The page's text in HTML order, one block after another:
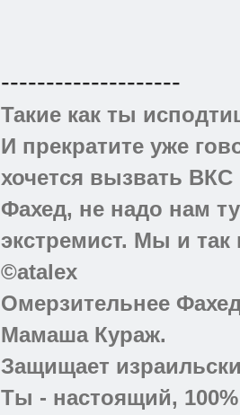
--------------------
Такие как ты
И прекратите уже
хочется вызвать
Фахед, не надо нам
экстремист. Мы и
©atalex
Омерзительнее
Мамаша Кураж.
Защищает
Ты - настоящий,